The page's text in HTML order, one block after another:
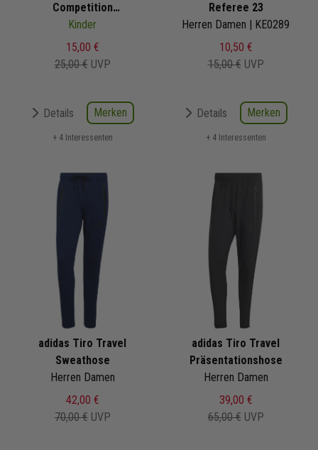
Competition
Torwartshorts
Kinder
15,00 €
25,00 € UVP
Details Merken
+ 4 Interessenten
Referee 23
Herren Damen | KE0289
10,50 €
15,00 € UVP
Details Merken
+ 4 Interessenten
adidas Tiro Travel
Sweathose
Herren Damen
42,00 €
70,00 € UVP
adidas Tiro Travel
Präsentationshose
Herren Damen
39,00 €
65,00 € UVP